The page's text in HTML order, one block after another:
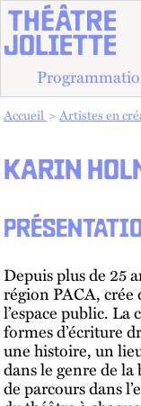
Vous êtes dans :
Accueil Artistes en
KARIN
Depuis plus de 25
région PACA, crée
l’espace public.
formes d’écriture
une histoire, un
dans le genre de
de parcours dans